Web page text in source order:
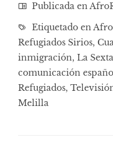
Publicada en
Etiquetado en
Refugiados Sirios,
inmigración, La Sexta
comunicación
Refugiados,
Melilla